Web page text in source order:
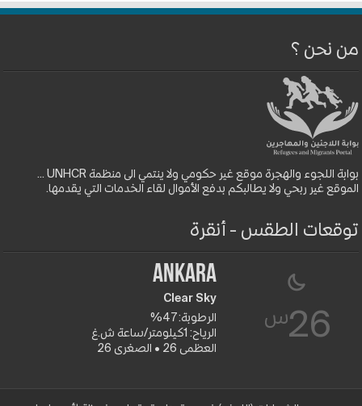
من نحن ؟
بوابة اللجوء والهجرة موقع غير حكومي ولا ينتمي الى منظمة UNHCR ...
الموقع غير ربحي ولا يطالبكم بدفع الأموال لقاء الخدمات التي يقدمها.
توقعات الطقس - أنقرة
26س
Ankara
Clear Sky
الرطوبة: 47%
الرياح: 1كيلومتر/ساعة ش.غ
العظمى 26 • الصغرى 26